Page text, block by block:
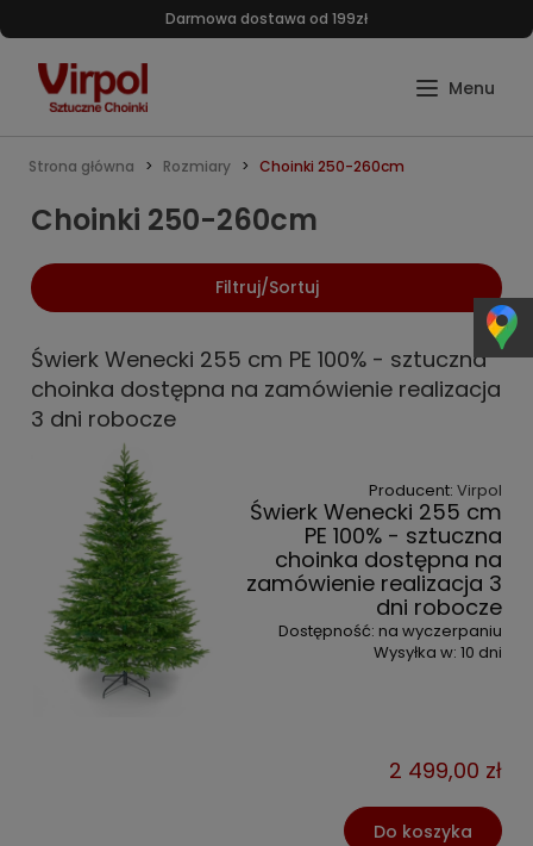
Darmowa dostawa od 199zł
Strona główna Rozmiary Choinki 250-260cm
Choinki 250-260cm
Filtruj/Sortuj
Świerk Wenecki 255 cm PE 100% - sztuczna
choinka dostępna na zamówienie realizacja
3 dni robocze
Producent: Virpol
Świerk Wenecki 255 cm
PE 100% - sztuczna
choinka dostępna na
zamówienie realizacja 3
dni robocze
Dostępność: na wyczerpaniu
Wysyłka w: 10 dni
2 499,00 zł
Do koszyka